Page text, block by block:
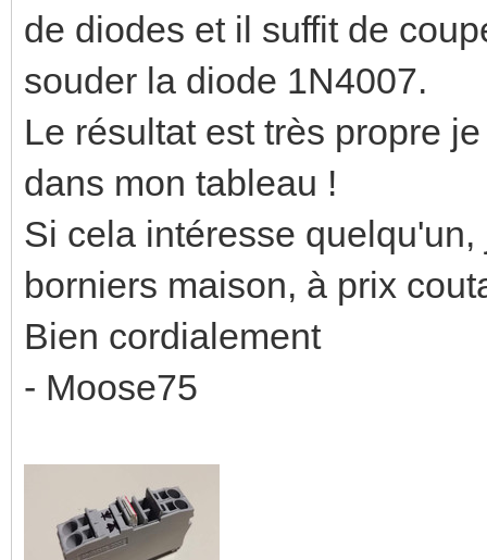
de diodes et il suffit de
souder la diode 1N4007.
Le résultat est très propre
dans mon tableau !
Si cela intéresse
borniers maison, à prix
Bien cordialement
- Moose75